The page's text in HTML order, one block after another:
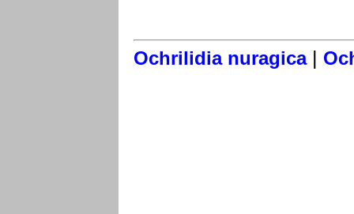
Ochrilidia nuragica|